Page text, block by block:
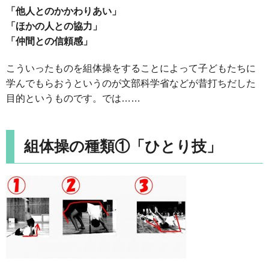
「他人とのかかわりあい」
「ほかの人との協力」
「仲間との信頼感」
こういったものを組体操をすることによって子どもたちに
学んでもらおうというのが文部科学省などが昔打ちだした
目的というものです。では……
組体操の種類①「ひとり技」